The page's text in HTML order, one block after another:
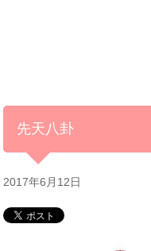
先天八卦
2017年6月12日